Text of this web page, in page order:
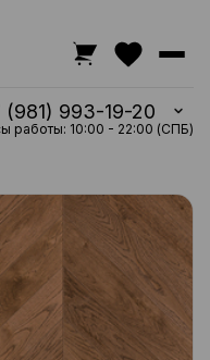
(981) 993-19-20
работы: 10:00 - 22:00 (СПБ)